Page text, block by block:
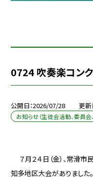
0724 吹奏楽コン
公開日 2026/07/28 更新
お知らせ（生徒会活動、委員会
７月２４日（金）、常滑
知多地区大会がありました。